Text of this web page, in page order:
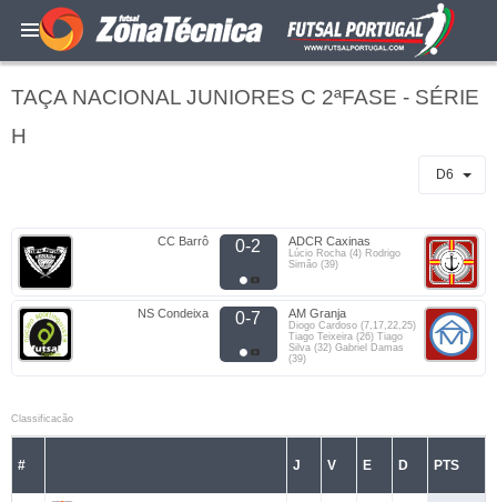
TAÇA NACIONAL JUNIORES C 2ªFASE - SÉRIE
H
D6
CC Barrô 0-2 ADCR Caxinas
Lúcio Rocha (4) Rodrigo
Simão (39)
NS Condeixa 0-7 AM Granja
Diogo Cardoso (7,17,22,25)
Tiago Teixeira (26) Tiago
Silva (32) Gabriel Damas
(39)
Classificacão
# J V E D PTS